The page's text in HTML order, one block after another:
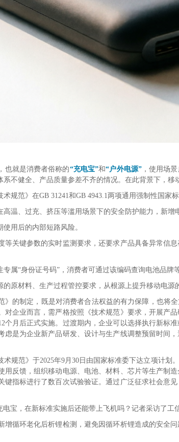
也就是消费者俗称的“充电宝”和“户外电源”，使用场
不健全、产品质量参差不齐的情况。在此背景下，移
术规范》在GB 31241和GB 4943.1两项通用强制性国
温、过充、挤压等滥用场景下的安全防护能力，新增
用后的内部短路风险。
关键参数的实时监测要求，还要求产品具备异常信
属“身份证号码”，消费者可通过该编码查询电池品牌
原材料、生产过程管控要求，从根源上提升移动电源
》的制定，既是对消费者合法权益的有力保障，也将
对企业而言，需严格按照《技术规范》要求，开展产
个月后正式实施。过渡期内，企业可以选择执行新标
虑是为企业新产品研发、设计与生产线调整预留时间
术规范》于2025年9月30日由国家标准委下达立项计
反馈，组织移动电源、电池、材料、芯片等生产制
指标进行了数百次试验验证。通过广泛征求社会意
宝，在新标准实施后还能带上飞机吗？记者采访了工
增循环老化后析锂检测，避免因循环析锂造成的安全